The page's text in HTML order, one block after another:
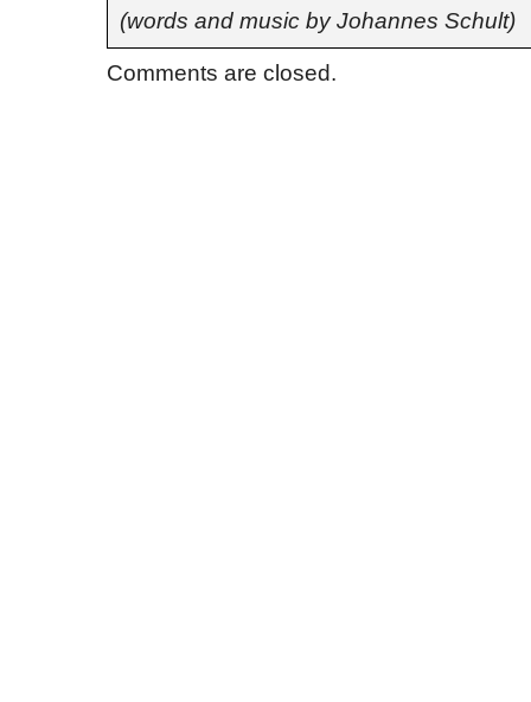
(words and music by Johannes Schult)
Comments are closed.